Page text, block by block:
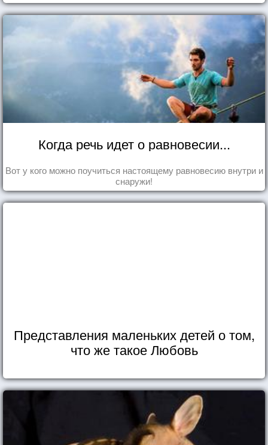
Когда речь идет о равновесии...
Вот у кого можно поучиться настоящему равновесию внутри и
снаружи!
Представления маленьких детей о том,
что же такое Любовь